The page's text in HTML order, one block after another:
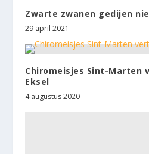
Zwarte zwanen gedijen
29 april 2021
Chiromeisjes Sint-Marten
Eksel
4 augustus 2020